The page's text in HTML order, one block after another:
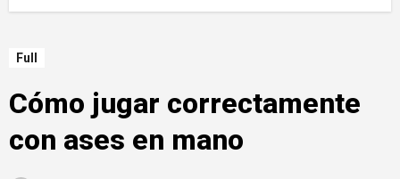
Full
Cómo jugar correctamente
con ases en mano